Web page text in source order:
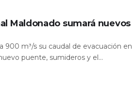
Maldonado sumará nuevos
900 m³/s su caudal de evacuación en
puente, sumideros y el...